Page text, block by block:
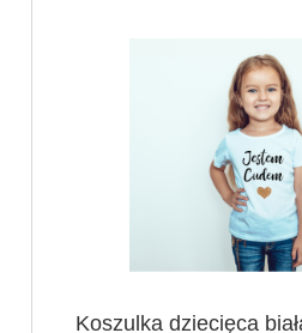
Koszulka dziecięca